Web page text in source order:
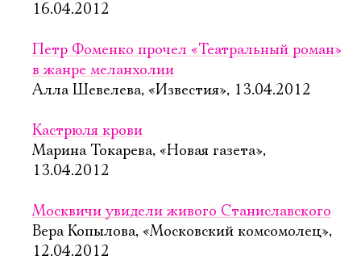
16.04.2012
Петр Фоменко прочел «Театральный роман»
в жанре меланхолии
Алла Шевелева, «Известия», 13.04.2012
Кастрюля крови
Марина Токарева, «Новая газета»,
13.04.2012
Москвичи увидели живого Cтаниславского
Вера Копылова, «Московский комсомолец»,
12.04.2012